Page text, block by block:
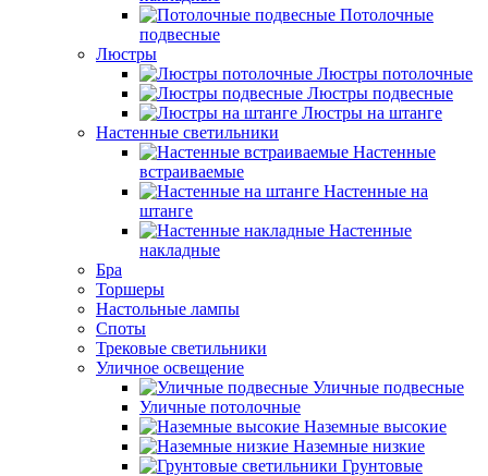
Потолочные
подвесные
Люстры
Люстры потолочные
Люстры подвесные
Люстры на штанге
Настенные светильники
Настенные
встраиваемые
Настенные на
штанге
Настенные
накладные
Бра
Торшеры
Настольные лампы
Споты
Трековые светильники
Уличное освещение
Уличные подвесные
Уличные потолочные
Наземные высокие
Наземные низкие
Грунтовые